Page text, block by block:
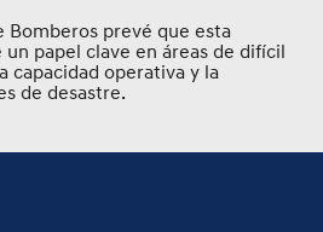
Bomberos prevé que esta
papel clave en áreas de difícil
capacidad operativa y la
de desastre.